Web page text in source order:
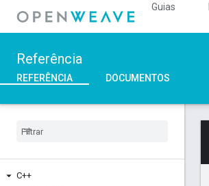
Guias
Referência
REFERÊNCIA DOCUMENTOS
C++